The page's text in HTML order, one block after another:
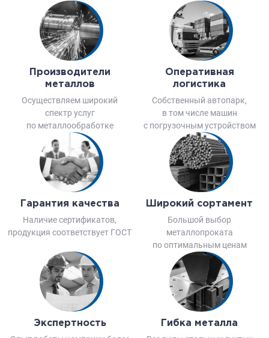
Производители
металлов
Осуществляем широкий
спектр услуг
по металлообработке
Оперативная
логистика
Собственный автопарк,
в том числе машин
с погрузочным устройством
Гарантия качества
Наличие сертификатов,
продукция соответствует ГОСТ
Широкий сортамент
Большой выбор
металлопроката
по оптимальным ценам
Экспертность Гибка металла